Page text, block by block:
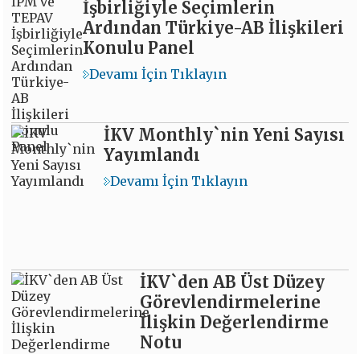
İşbirliğiyle Seçimlerin
Ardından Türkiye-AB İlişkileri
Konulu Panel
Devamı İçin Tıklayın
İKV Monthly`nin Yeni Sayısı
Yayımlandı
Devamı İçin Tıklayın
İKV`den AB Üst Düzey
Görevlendirmelerine
İlişkin Değerlendirme
Notu